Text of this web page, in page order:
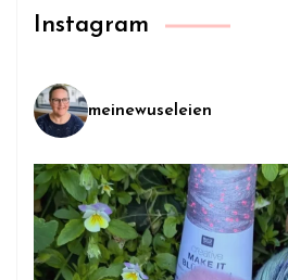
Instagram
meinewuseleien